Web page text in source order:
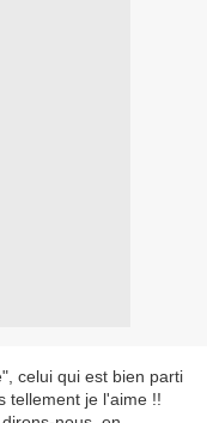
celui qui est bien parti
tellement je l'aime !!